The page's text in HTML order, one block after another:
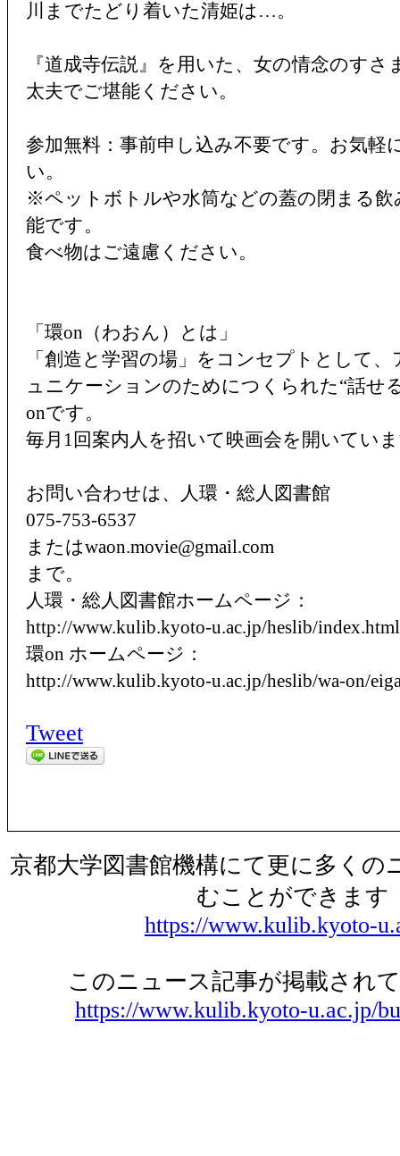
川までたどり着いた清姫は…。
『道成寺伝説』を用いた、女の情念のすさ
太夫でご堪能ください。
参加無料：事前申し込み不要です。お気軽
い。
※ペットボトルや水筒などの蓋の閉まる飲
能です。
食べ物はご遠慮ください。
「環on（わおん）とは」
「創造と学習の場」をコンセプトとして
ュニケーションのためにつくられた“話せ
onです。
毎月1回案内人を招いて映画会を開いてい
お問い合わせは、人環・総人図書館
075-753-6537
またはwaon.movie@gmail.com
まで。
人環・総人図書館ホームページ：
http://www.kulib.kyoto-u.ac.jp/heslib/index.html
環on ホームページ：
http://www.kulib.kyoto-u.ac.jp/heslib/wa-on/
Tweet
京都大学図書館機構にて更に多くの
むことができます
https://www.kulib.kyoto-
このニュース記事が掲載され
https://www.kulib.kyoto-u.ac.jp/